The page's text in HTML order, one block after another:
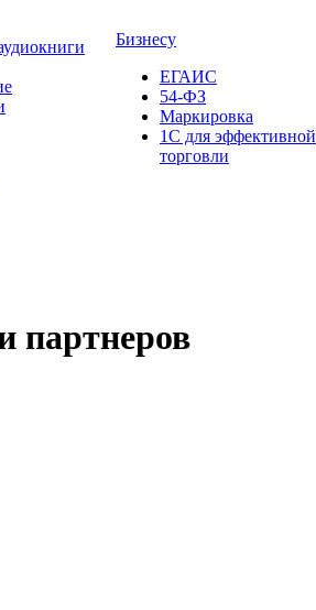
Бизнесу
ЕГАИС
54-ФЗ
Маркировка
1С для эффективной
торговли